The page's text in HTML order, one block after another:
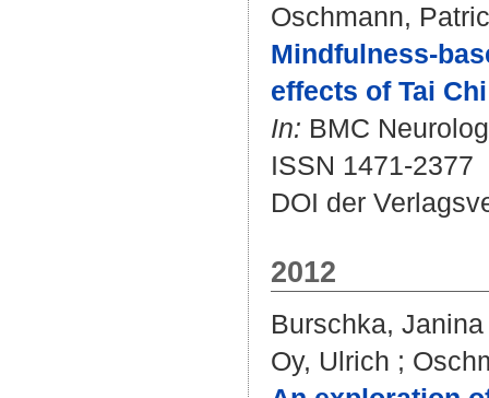
Oschmann,
Mindfulness-
effects of Tai
In: BMC
ISSN 1471-2377
DOI der
2012
Burschka,
Oy, Ulrich ;